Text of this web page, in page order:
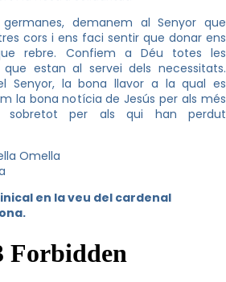
demanem al Senyor que
cors i ens faci sentir que donar ens
rebre. Confiem a Déu totes les
estan al servei dels necessitats.
Senyor, la bona llavor a la qual es
la bona notícia de Jesús per als més
sobretot per als qui han perdut
Omella
en la veu del cardenal